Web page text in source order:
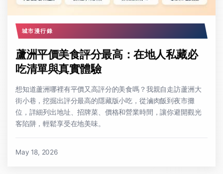
城市漫行錄
蘆洲平價美食評分最高：在地人私藏必
吃清單與真實體驗
想知道蘆洲哪裡有平價又高評分的美食嗎？我親自走訪蘆洲大
街小巷，挖掘出評分最高的隱藏版小吃，從滷肉飯到夜市攤
位，詳細列出地址、招牌菜、價格和營業時間，讓你避開觀光
客陷阱，輕鬆享受在地美味。
May 18, 2026